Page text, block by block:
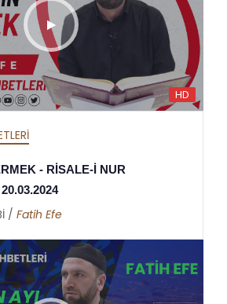
HD
- RİSALE-İ NUR
/ Fatih Efe